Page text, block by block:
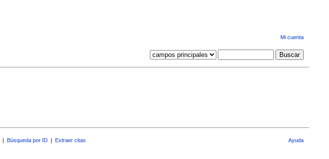
Mi cuenta
| Búsqueda por ID | Extraer citas Ayuda